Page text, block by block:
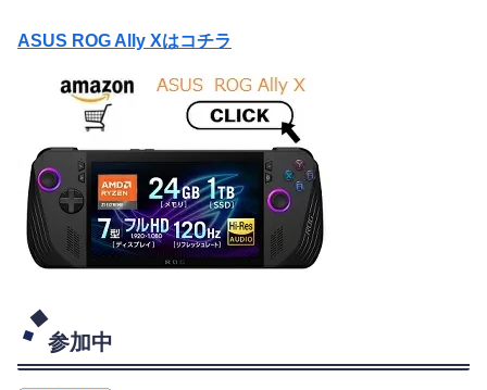
ASUS ROG Ally Xはコチラ
参加中